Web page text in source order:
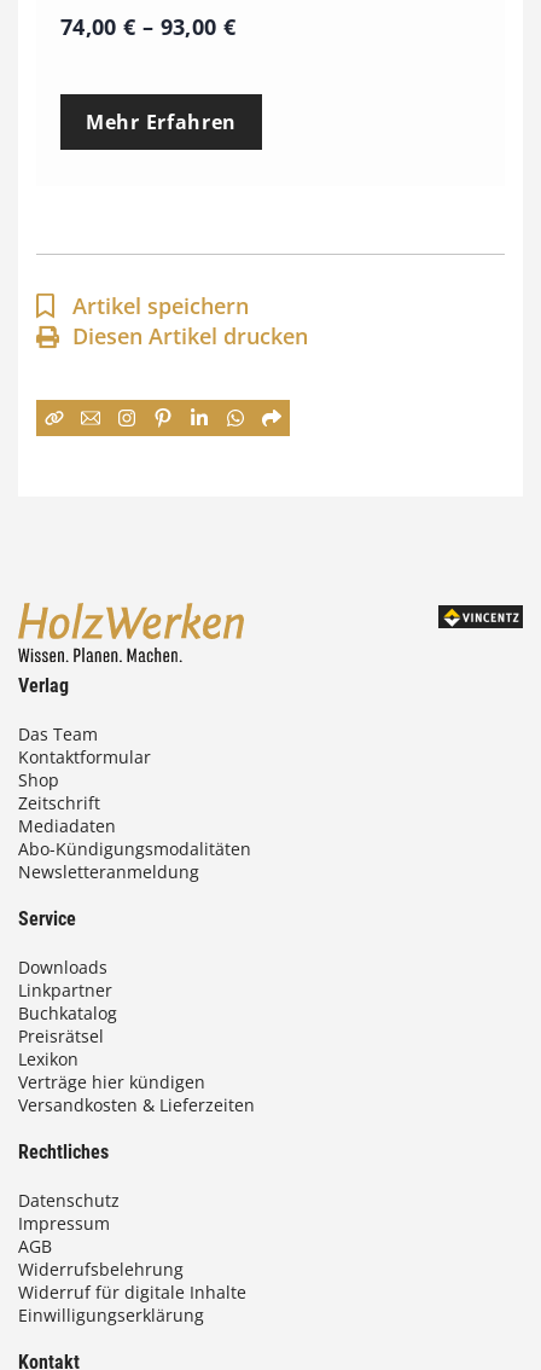
74,00€ – 93,00 €P
e
p
a
n
e
0
€
Mehr Erfahren
Artikel speichern
Diesen Artikel drucken
Verlag
Das Team
Kontaktformular
Shop
Zeitschrift
Mediadaten
Abo-Kündigungsmodalitäten
Newsletteranmeldung
Service
Downloads
Linkpartner
Buchkatalog
Preisrätsel
Lexikon
Verträge hier kündigen
Versandkosten & Lieferzeiten
Rechtliches
Datenschutz
Impressum
AGB
Widerrufsbelehrung
Widerruf für digitale Inhalte
Einwilligungserklärung
Kontakt